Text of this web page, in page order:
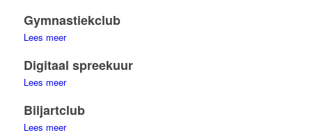
Gymnastiekclub
Lees meer
Digitaal spreekuur
Lees meer
Biljartclub
Lees meer